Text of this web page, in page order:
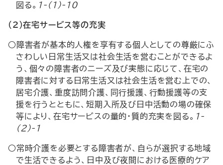
図る。 1-(1)-10
（２）在宅サービス等の充実
○障害者が基本的人権を享有する個人としての尊厳にふ
さわしい日常生活又は社会生活を営むことができるよ
う、個々の障害者のニーズ及び実態に応じて、在宅の
障害者に対する日常生活又は社会生活を営む上での、
居宅介護、重度訪問介護、同行援護、行動援護等の支
援を行うとともに、短期入所及び日中活動の場の確保
等により、在宅サービスの量的・質的充実を図る。 1-
(2)-1
○常時介護を必要とする障害者が、自らが選択する地域
で生活できるよう、日中及び夜間における医療的ケア